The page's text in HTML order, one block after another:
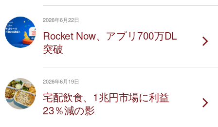
2026年6月22日
Rocket Now、アプリ700万DL
突破
2026年6月19日
宅配飲食、1兆円市場に利益
23％減の影